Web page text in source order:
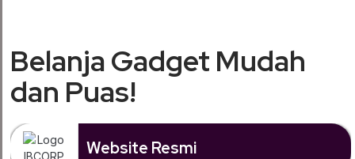
Belanja Gadget Mudah
dan Puas!
Website Resmi